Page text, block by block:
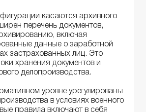
касаются архивного
перечень документов,
включая
данные о заработной
застрахованных лиц. Это
хранения документов и
делопроизводства.
уровне урегулированы
в условиях военного
правила включают в себя